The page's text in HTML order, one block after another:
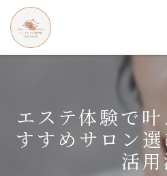
エステ体験で
すすめサロン
活